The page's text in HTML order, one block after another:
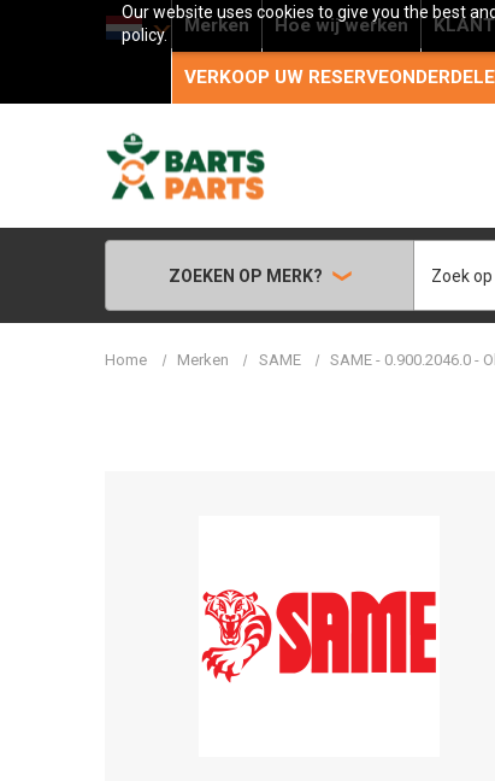
Our website uses cookies to give you the best
policy.
Merken Hoe wij werken
VERKOOP UW
ZOEKEN OP MERK?
Home Merken SAME SAME - 0.900.2046.0 -